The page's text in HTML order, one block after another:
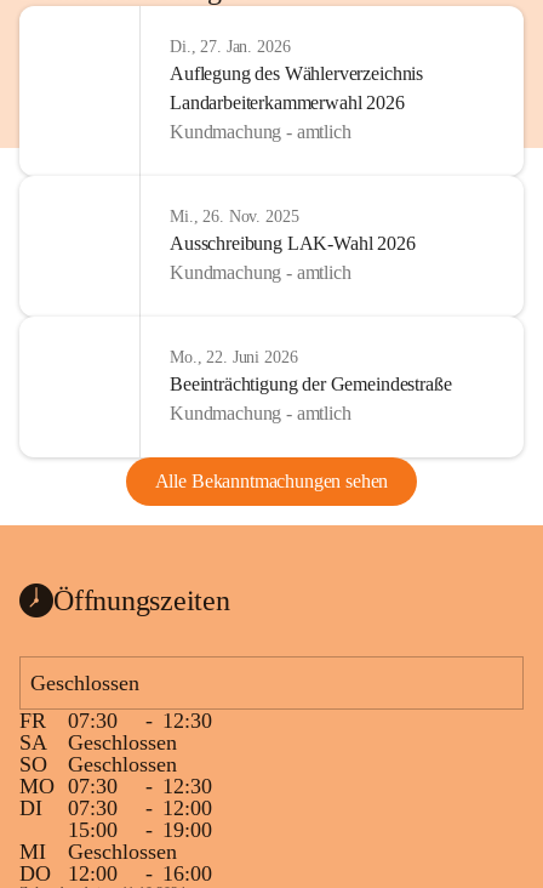
Di., 27. Jan. 2026
Auflegung des Wählerverzeichnis
Landarbeiterkammerwahl 2026
Kundmachung - amtlich
Mi., 26. Nov. 2025
Ausschreibung LAK-Wahl 2026
Kundmachung - amtlich
Mo., 22. Juni 2026
Beeinträchtigung der Gemeindestraße
Kundmachung - amtlich
Alle Bekanntmachungen sehen
Öffnungszeiten
Geschlossen
FR
07:30 - 12:30
SA
Geschlossen
SO
Geschlossen
MO 07:30 - 12:30
DI
07:30 - 12:00
15:00
- 19:00
MI
Geschlossen
DO
12:00 - 16:00